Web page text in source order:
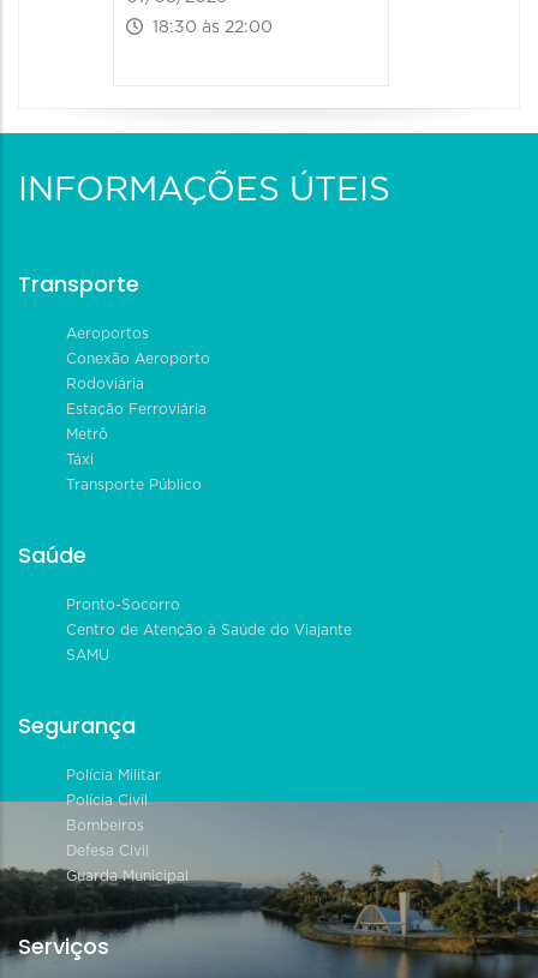
18:30 às 22:00
INFORMAÇÕES ÚTEIS
Transporte
Aeroportos
Conexão Aeroporto
Rodoviária
Estação Ferroviária
Metrô
Táxi
Transporte Público
Saúde
Pronto-Socorro
Centro de Atenção à Saúde do Viajante
SAMU
Segurança
Polícia Militar
Polícia Civil
Bombeiros
Defesa Civil
Guarda Municipal
Serviços